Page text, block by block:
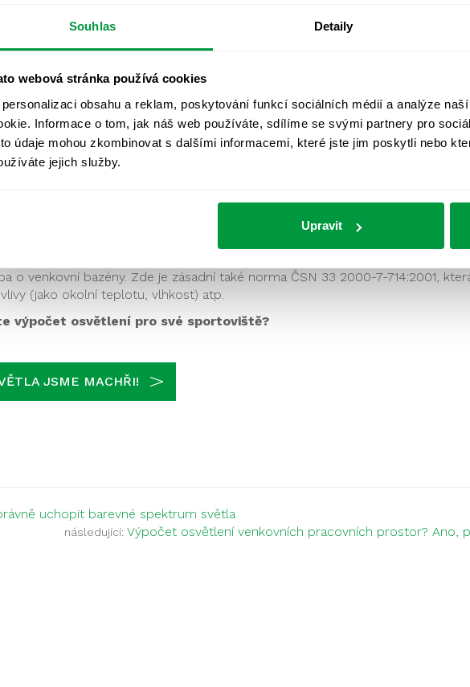
Souhlas Detaily
webová stránka používá cookies
personalizaci obsahu a reklam, poskytování funkcí sociálních médií a analýze
Informace o tom, jak náš web používáte, sdílíme se svými partnery pro
údaje mohou zkombinovat s dalšími informacemi, které jste jim poskytli nebo
jejich služby.
Upravit
barevných vlastností umělých svítidel, omezení oslnění (což se liší dle
– různé druhy sportů vyžadují jiné rozmístění svítidel). Aby se omezilo
prostor, pamatuje norma i na posuzování závojových jasů.
podezření, že vaše sportoviště není osvětleno správně dle norem?
Světlo pro vás změříme!
světlo – ve starším znění normy toto kritérium chybělo. Přesto jde o
venkovních sportovišť – večerní zápasy fotbalu by bez regulace rušivého
život nejen obyvatelům okolních nemovitostí, ale také ohrožovat
komunikacích oslňováním řidičů i chodců.
osvětlení pro venkovní bazén?
má natolik specifické vlastnosti, že si žádá také specifické požadavky na
o venkovní bazény. Zde je zásadní také norma ČSN 33 2000-7-714:2001,
(jako okolní teplotu, vlhkost) atp.
výpočet osvětlení pro své sportoviště?
JSME MACHŘI!
uchopit barevné spektrum světla
následující: Výpočet osvětlení venkovních pracovních prostor? Ano,